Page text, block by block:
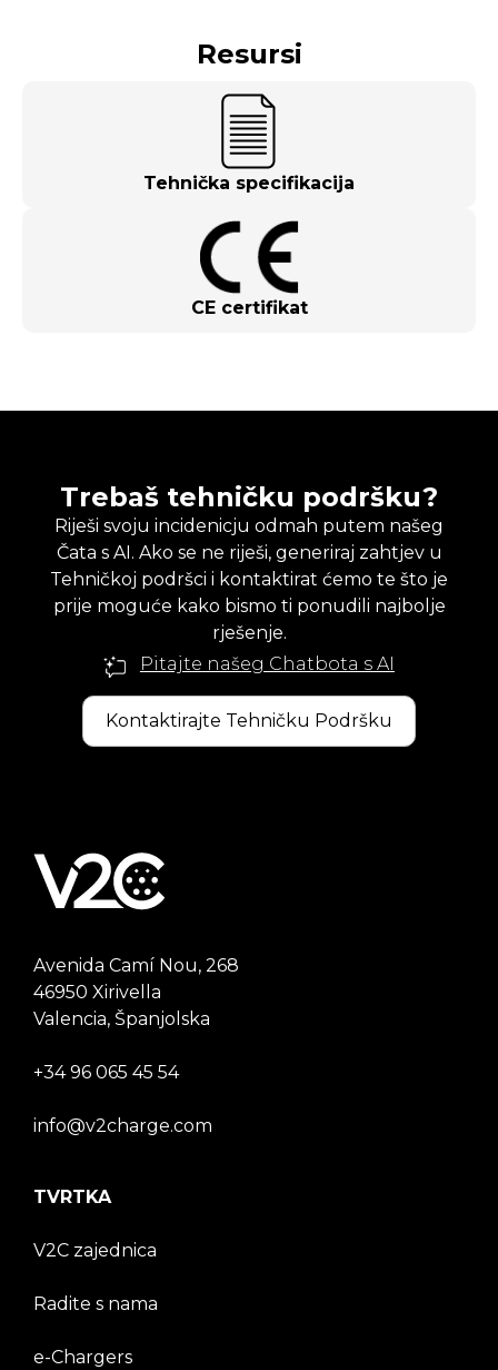
Resursi
Tehnička specifikacija
CE certifikat
Trebaš tehničku podršku?
Riješi svoju incidenicju odmah putem našeg
Čata s AI. Ako se ne riješi, generiraj zahtjev u
Tehničkoj podršci i kontaktirat ćemo te što je
prije moguće kako bismo ti ponudili najbolje
rješenje.
Pitajte našeg Chatbota s AI
Kontaktirajte Tehničku Podršku
Avenida Camí Nou, 268
46950 Xirivella
Valencia, Španjolska
+34 96 065 45 54
info@v2charge.com
TVRTKA
V2C zajednica
Radite s nama
e-Chargers